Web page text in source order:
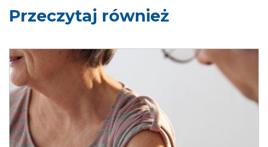
Przeczytaj również